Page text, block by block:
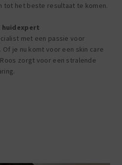
tot het beste resultaat te komen.
huidexpert
met een passie voor
je nu komt voor een skin care
zorgt voor een stralende